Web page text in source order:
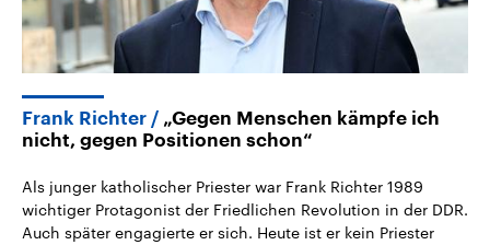
Frank Richter
„Gegen Menschen kämpfe ich
nicht, gegen Positionen schon“
Als junger katholischer Priester war Frank Richter 1989
wichtiger Protagonist der Friedlichen Revolution in der DDR.
Auch später engagierte er sich. Heute ist er kein Priester